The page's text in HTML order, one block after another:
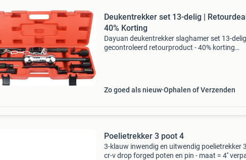
Deukentrekker set 13-delig |
40% Korting
Dayuan deukentrekker slaghamer set 13-
gecontroleerd retourproduct - 40% korting
Zo goed als nieuw Ophalen of Verzenden
Poelietrekker 3 poot 4
3-klauw inwendig en uitwendig poelietrekker
cr-v drop forged poten en pin - maat = 4''